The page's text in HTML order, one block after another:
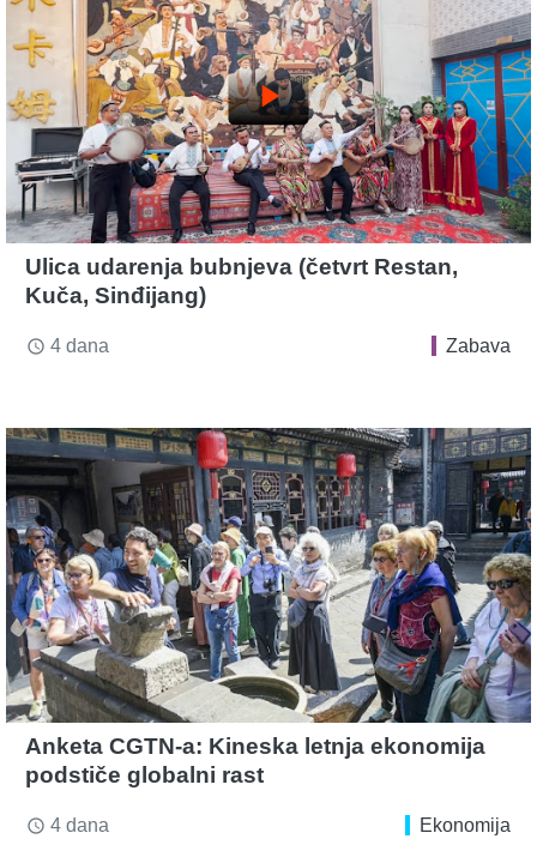
play_arrow
Ulica udarenja bubnjeva (četvrt Restan,
Kuča, Sinđijang)
access_time 4 dana Zabava
Anketa CGTN-a: Kineska letnja ekonomija
podstiče globalni rast
access_time 4 dana Ekonomija